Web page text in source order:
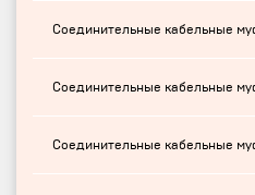
Соединительные кабельные
Соединительные кабельные
Соединительные кабельные